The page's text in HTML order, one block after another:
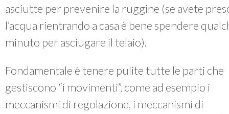
asciutte per prevenire la ruggine (se avete
l’acqua rientrando a casa è bene spendere
minuto per asciugare il telaio).
Fondamentale è tenere pulite tutte le parti che
gestiscono “i movimenti”, come ad esempio i
meccanismi di regolazione, i meccanismi di